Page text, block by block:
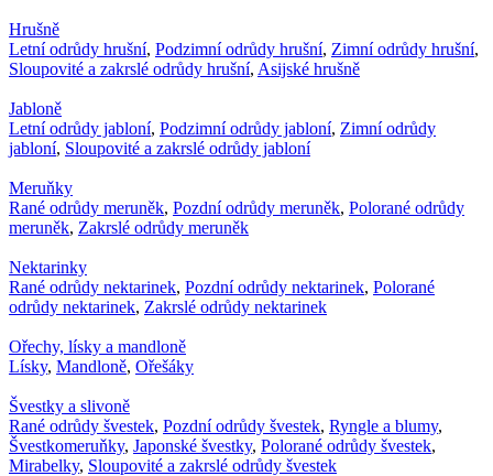
Hrušně
Letní odrůdy hrušní, Podzimní odrůdy hrušní, Zimní odrůdy hrušní,
Sloupovité a zakrslé odrůdy hrušní, Asijské hrušně
Jabloně
Letní odrůdy jabloní, Podzimní odrůdy jabloní, Zimní odrůdy
jabloní, Sloupovité a zakrslé odrůdy jabloní
Meruňky
Rané odrůdy meruněk, Pozdní odrůdy meruněk, Polorané odrůdy
meruněk, Zakrslé odrůdy meruněk
Nektarinky
Rané odrůdy nektarinek, Pozdní odrůdy nektarinek, Polorané
odrůdy nektarinek, Zakrslé odrůdy nektarinek
Ořechy, lísky a mandloně
Lísky, Mandloně, Ořešáky
Švestky a slivoně
Rané odrůdy švestek, Pozdní odrůdy švestek, Ryngle a blumy,
Švestkomeruňky, Japonské švestky, Polorané odrůdy švestek,
Mirabelky, Sloupovité a zakrslé odrůdy švestek